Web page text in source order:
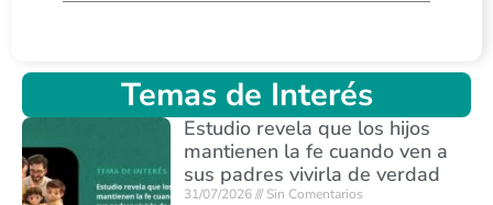
Temas de Interés
Estudio revela que los hijos
mantienen la fe cuando ven a
sus padres vivirla de verdad
31/07/2026 Sin Comentarios